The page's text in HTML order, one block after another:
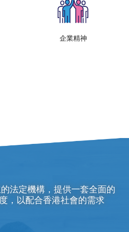
企業精神
法定機構，提供一套全面的
，以配合香港社會的需求